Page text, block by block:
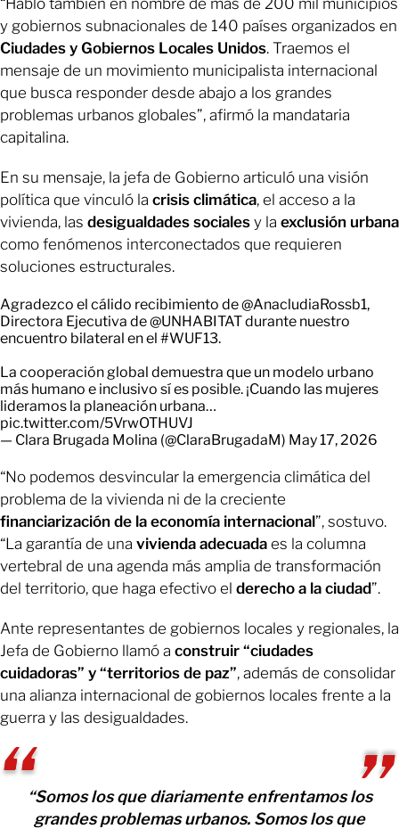
y gobiernos subnacionales de 140 países organizados en
Ciudades y Gobiernos Locales Unidos. Traemos el
mensaje de un movimiento municipalista internacional
que busca responder desde abajo a los grandes
problemas urbanos globales”, afirmó la mandataria
capitalina.
En su mensaje, la jefa de Gobierno articuló una visión
política que vinculó la crisis climática, el acceso a la
vivienda, las desigualdades sociales y la exclusión urbana
como fenómenos interconectados que requieren
soluciones estructurales.
Agradezco el cálido recibimiento de@AnacludiaRossb1,
Directora Ejecutiva de@UNHABITATdurante nuestro
encuentro bilateral en el #WUF13.
La cooperación global demuestra que un modelo urbano
más humano e inclusivo sí es posible. ¡Cuando las mujeres
lideramos la planeación urbana…
pic.twitter.com/5VrwOTHUVJ
— Clara Brugada Molina (@ClaraBrugadaM) May 17, 2026
“No podemos desvincular la emergencia climática del
problema de la vivienda ni de la creciente
financiarización de la economía internacional”, sostuvo.
“La garantía de una vivienda adecuada es la columna
vertebral de una agenda más amplia de transformación
del territorio, que haga efectivo el derecho a la ciudad”.
Ante representantes de gobiernos locales y regionales, la
Jefa de Gobierno llamó a construir “ciudades
cuidadoras” y “territorios de paz”, además de consolidar
una alianza internacional de gobiernos locales frente a la
guerra y las desigualdades.
“Somos los que diariamente enfrentamos los
grandes problemas urbanos. Somos los que